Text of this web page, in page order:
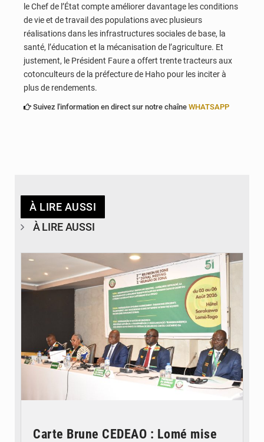
le Chef de l’État compte améliorer davantage les conditions
de vie et de travail des populations avec plusieurs
réalisations dans les infrastructures sociales de base, la
santé, l’éducation et la mécanisation de l’agriculture. Et
justement, le Président Faure a offert trente tracteurs aux
cotonculteurs de la préfecture de Haho pour les inciter à
plus de rendements.
Suivez l'information en direct sur notre chaîne WHATSAPP
À LIRE AUSSI
À LIRE AUSSI
Carte Brune CEDEAO : Lomé mise